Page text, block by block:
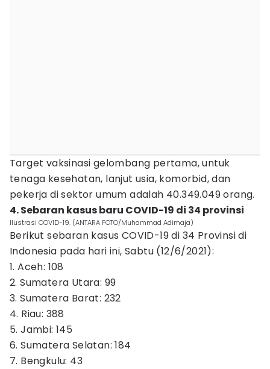
Target vaksinasi gelombang pertama, untuk
tenaga kesehatan, lanjut usia, komorbid, dan
pekerja di sektor umum adalah 40.349.049 orang.
4. Sebaran kasus baru COVID-19 di 34 provinsi
Ilustrasi COVID-19. (ANTARA FOTO/Muhammad Adimaja)
Berikut sebaran kasus COVID-19 di 34 Provinsi di
Indonesia pada hari ini, Sabtu (12/6/2021):
1. Aceh: 108
2. Sumatera Utara: 99
3. Sumatera Barat: 232
4. Riau: 388
5. Jambi: 145
6. Sumatera Selatan: 184
7. Bengkulu: 43